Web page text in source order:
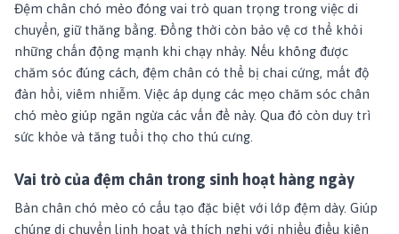
Đệm chân chó mèo đóng vai trò quan trọng trong việc di
chuyển, giữ thăng bằng. Đồng thời còn bảo vệ cơ thể khỏi
những chấn động mạnh khi chạy nhảy. Nếu không được
chăm sóc đúng cách, đệm chân có thể bị chai cứng, mất độ
đàn hồi, viêm nhiễm. Việc áp dụng các mẹo chăm sóc chân
chó mèo giúp ngăn ngừa các vấn đề này. Qua đó còn duy trì
sức khỏe và tăng tuổi thọ cho thú cưng.
Vai trò của đệm chân trong sinh hoạt hàng ngày
Bàn chân chó mèo có cấu tạo đặc biệt với lớp đệm dày. Giúp
chúng di chuyển linh hoạt và thích nghi với nhiều điều kiện